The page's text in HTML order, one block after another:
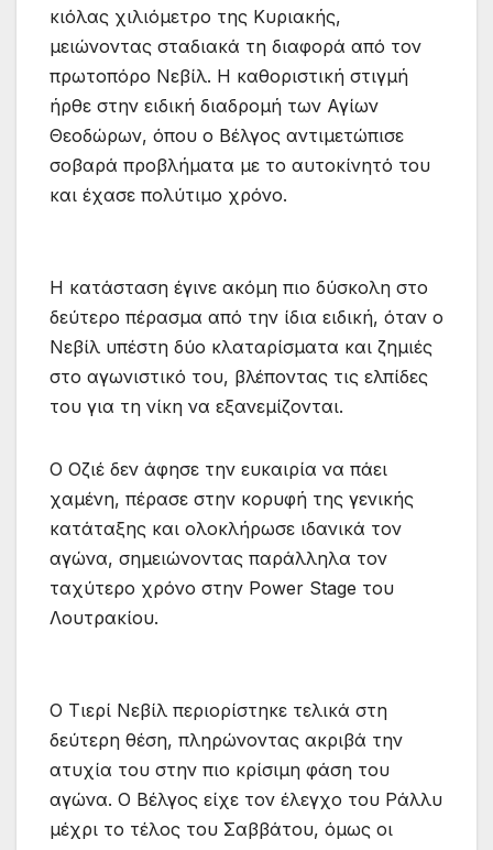
κιόλας χιλιόμετρο της Κυριακής,
μειώνοντας σταδιακά τη διαφορά από τον
πρωτοπόρο Νεβίλ. Η καθοριστική στιγμή
ήρθε στην ειδική διαδρομή των Αγίων
Θεοδώρων, όπου ο Βέλγος αντιμετώπισε
σοβαρά προβλήματα με το αυτοκίνητό του
και έχασε πολύτιμο χρόνο.
Η κατάσταση έγινε ακόμη πιο δύσκολη στο
δεύτερο πέρασμα από την ίδια ειδική, όταν ο
Νεβίλ υπέστη δύο κλαταρίσματα και ζημιές
στο αγωνιστικό του, βλέποντας τις ελπίδες
του για τη νίκη να εξανεμίζονται.
Ο Οζιέ δεν άφησε την ευκαιρία να πάει
χαμένη, πέρασε στην κορυφή της γενικής
κατάταξης και ολοκλήρωσε ιδανικά τον
αγώνα, σημειώνοντας παράλληλα τον
ταχύτερο χρόνο στην Power Stage του
Λουτρακίου.
Ο Τιερί Νεβίλ περιορίστηκε τελικά στη
δεύτερη θέση, πληρώνοντας ακριβά την
ατυχία του στην πιο κρίσιμη φάση του
αγώνα. Ο Βέλγος είχε τον έλεγχο του Ράλλυ
μέχρι το τέλος του Σαββάτου, όμως οι